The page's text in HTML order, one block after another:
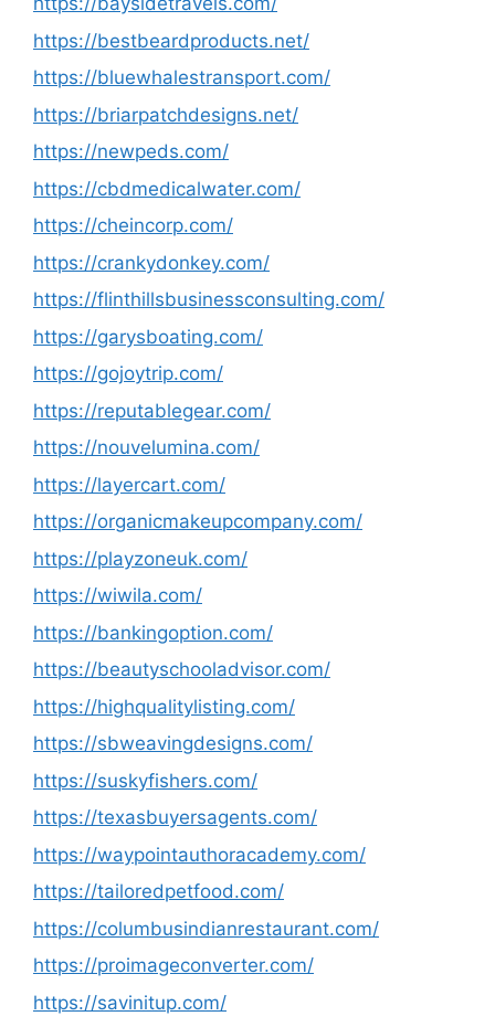
https://bestbeardproducts.net/
https://bluewhalestransport.com/
https://briarpatchdesigns.net/
https://newpeds.com/
https://cbdmedicalwater.com/
https://cheincorp.com/
https://crankydonkey.com/
https://flinthillsbusinessconsulting.com/
https://garysboating.com/
https://gojoytrip.com/
https://reputablegear.com/
https://nouvelumina.com/
https://layercart.com/
https://organicmakeupcompany.com/
https://playzoneuk.com/
https://wiwila.com/
https://bankingoption.com/
https://beautyschooladvisor.com/
https://highqualitylisting.com/
https://sbweavingdesigns.com/
https://suskyfishers.com/
https://texasbuyersagents.com/
https://waypointauthoracademy.com/
https://tailoredpetfood.com/
https://columbusindianrestaurant.com/
https://proimageconverter.com/
https://savinitup.com/